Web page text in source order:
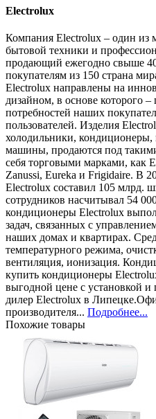
Electrolux
Компания Electrolux – один из
бытовой техники и
продающий ежегодно свыше
покупателям из 150 страна
Electrolux направлены на
дизайном, в основе которого
потребностей наших
пользователей. Изделия
холодильники,
машины, продаются под
себя торговыми марками, как
Zanussi, Eureka и Frigidaire. В
Electrolux составил 105 млрд.
сотрудников насчитывал 54
кондиционеры Electrolux
задач, связанных с
наших домах и квартирах.
температурного режима,
вентиляция, ионизация.
купить кондиционеры
выгодной цене с установкой
дилер Electrolux в
производителя... Подробнее...
Похожие товары